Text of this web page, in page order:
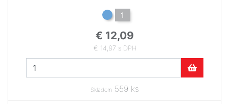
1
€ 12,09
€ 14,87 s DPH
Skladom 559 ks